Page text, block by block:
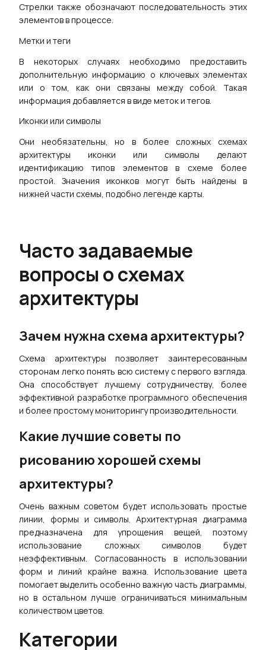
Стрелки также обозначают последовательность этих
элементов в процессе.
Метки и теги
В некоторых случаях необходимо предоставить
дополнительную информацию о ключевых элементах
или о том, как они связаны между собой. Такая
информация добавляется в виде меток и тегов.
Иконки или символы
Они необязательны, но в более сложных схемах
архитектуры иконки или символы делают
идентификацию типов элементов в схеме более
простой. Значения иконков могут быть найдены в
нижней части схемы, подобно легенде карты.
Часто задаваемые
вопросы о схемах
архитектуры
Зачем нужна схема архитектуры?
Схема архитектуры позволяет заинтересованным
сторонам легко понять всю систему с первого взгляда.
Она способствует лучшему сотрудничеству, более
эффективной разработке программного обеспечения
и более простому мониторингу производительности.
Какие лучшие советы по
рисованию хорошей схемы
архитектуры?
Очень важным советом будет использовать простые
линии, формы и символы. Архитектурная диаграмма
предназначена для упрощения вещей, поэтому
использование сложных символов будет
неэффективным. Согласованность в использовании
форм и линий крайне важна. Использование цвета
помогает выделить особенно важную часть диаграммы,
но в остальном лучше ограничиваться минимальным
количеством цветов.
Категории